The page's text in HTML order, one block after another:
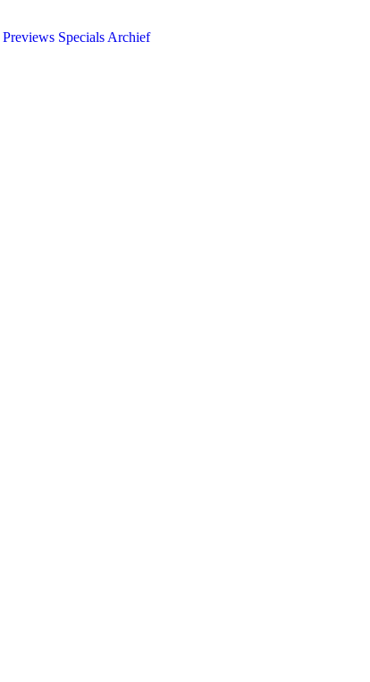
Previews Specials Archief